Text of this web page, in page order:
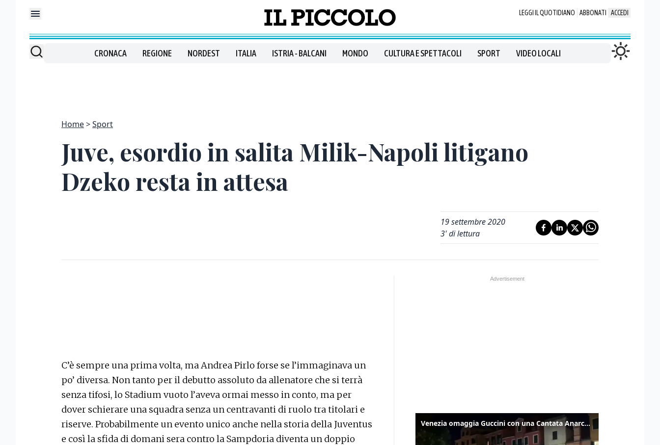
LEGGI IL QUOTIDIANO ABBONATI ACCEDI
CRONACA REGIONE NORDEST ITALIA ISTRIA - BALCANI MONDO CULTURA E SPETTACOLI SPORT VIDEO LOCALI
Home Sport
Juve, esordio in salita Milik-Napoli litigano
Dzeko resta in attesa
19 settembre 2020
3' di lettura
C’è sempre una prima volta, ma Andrea Pirlo forse se l’immaginava un
po’ diversa. Non tanto per il debutto assoluto da allenatore che si terrà
senza tifosi, lo Stadium vuoto l’aveva ormai messo in conto, ma per
dover schierare una squadra senza un centravanti di ruolo tra titolari e
riserve. Probabilmente un evento unico anche nella storia della Juventus
e così la sfida di domani sera contro la Sampdoria diventa un doppio
Venezia omaggia Guccini con una Cantata Anarchica in campo Santa Margherita